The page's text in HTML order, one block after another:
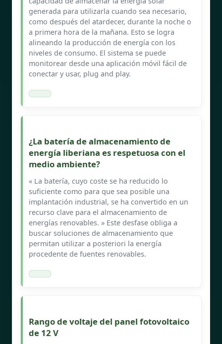
generada para utilizarla cuando sea necesario,
como después del atardecer, durante la noche o
a primera hora de la mañana. Esto se logra
alineando la producción de energía con los
niveles de consumo. El sistema se puede
monitorear desde una aplicación móvil fácil de
conectar y usar, plug and play.
¿La batería de almacenamiento de
energía liberiana es respetuosa con el
medio ambiente?
« La batería, cuyo coste se ha reducido lo
suficiente como para que sea posible una
implantación industrial, se ha convertido en un
recurso clave para el almacenamiento de
energías renovables. » Este desfase obliga a
buscar soluciones de almacenamiento que
permitan utilizar a posteriori la energía
procedente de fuentes renovables.
Rango de voltaje del panel fotovoltaico
de 12 V